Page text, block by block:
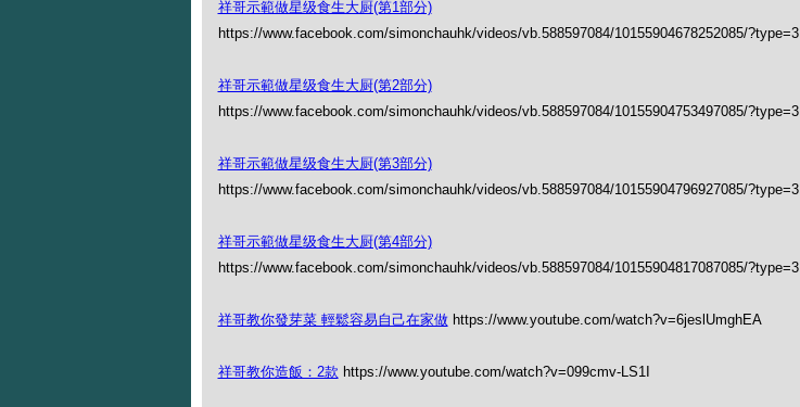
祥哥示範做星级食生大厨(第1部分)
https://www.facebook.com/simonchauhk/videos/vb.588597084/10155904678252085/?type=3
祥哥示範做星级食生大厨(第2部分)
https://www.facebook.com/simonchauhk/videos/vb.588597084/10155904753497085/?type=3
祥哥示範做星级食生大厨(第3部分)
https://www.facebook.com/simonchauhk/videos/vb.588597084/10155904796927085/?type=3
祥哥示範做星级食生大厨(第4部分)
https://www.facebook.com/simonchauhk/videos/vb.588597084/10155904817087085/?type=3
祥哥教你發芽菜 輕鬆容易自己在家做https://www.youtube.com/watch?v=6jeslUmghEA
祥哥教你造飯：2款 https://www.youtube.com/watch?v=099cmv-LS1I